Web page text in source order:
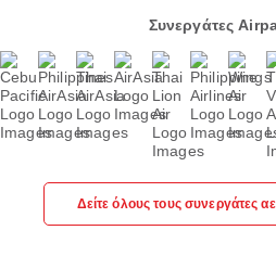
Συνεργάτες
Δείτε όλους τους συνεργάτες